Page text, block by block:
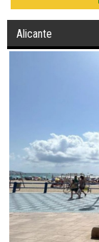
Alicante